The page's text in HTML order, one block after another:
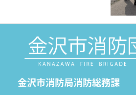
金沢市消防局消防総務課